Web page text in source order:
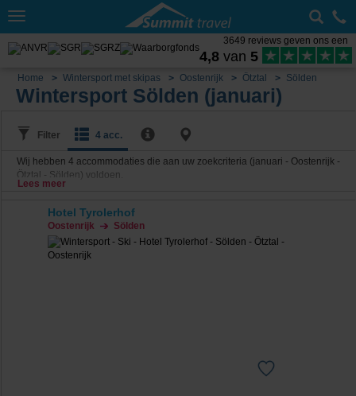
Toggle
3649 reviews geven ons een
4,8 van 5
Home Wintersport met skipas Oostenrijk Ötztal Sölden
Wintersport Sölden (januari)
Filter 4 acc.
Wij hebben 4 accommodaties die aan uw zoekcriteria (januari - Oostenrijk -
Ötztal - Sölden) voldoen.
Lees meer
Hotel Tyrolerhof
Oostenrijk Sölden